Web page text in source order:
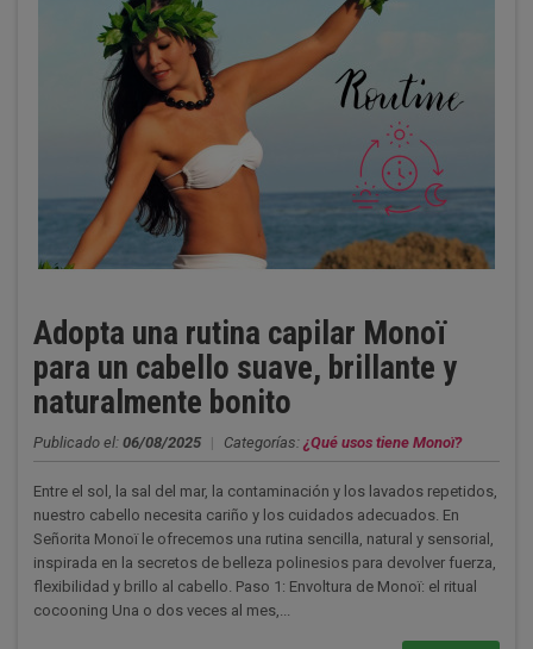
Adopta una rutina capilar Monoï
para un cabello suave, brillante y
naturalmente bonito
Publicado el: 06/08/2025 | Categorías: ¿Qué usos tiene Monoï?
Entre el sol, la sal del mar, la contaminación y los lavados repetidos,
nuestro cabello necesita cariño y los cuidados adecuados. En
Señorita Monoï le ofrecemos una rutina sencilla, natural y sensorial,
inspirada en la secretos de belleza polinesios para devolver fuerza,
flexibilidad y brillo al cabello. Paso 1: Envoltura de Monoï: el ritual
cocooning Una o dos veces al mes,...